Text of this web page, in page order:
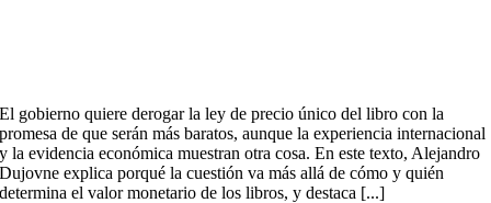
El gobierno quiere derogar la ley de precio único del libro con la
promesa de que serán más baratos, aunque la experiencia internacional
y la evidencia económica muestran otra cosa. En este texto, Alejandro
Dujovne explica porqué la cuestión va más allá de cómo y quién
determina el valor monetario de los libros, y destaca [...]